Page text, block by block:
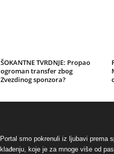
ŠOKANTNE TVRDNJE: Propao
ogroman transfer zbog
Zvezdinog sponzora?
Portal smo pokrenuli iz ljubavi prema
klađenju, koje je za mnoge više od